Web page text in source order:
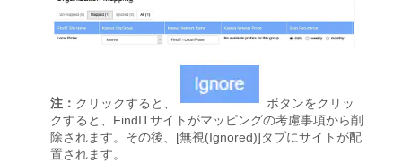
注： クリックすると、
ボタンをクリッ
クすると、FindITサイトがマッピングの考慮事項から削
除されます。その後、[無視(Ignored)]タブにサイトが配
置されます。